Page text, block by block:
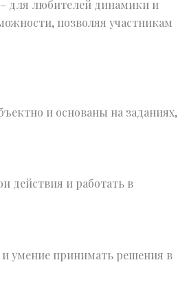
– для любителей динамики и
позволяя участникам
и основаны на заданиях,
действия и работать в
и умение принимать решения в